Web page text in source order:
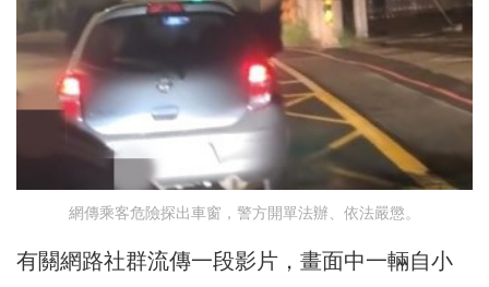
網傳乘客危險探出車窗，警方開單法辦、依法嚴懲。
有關網路社群流傳一段影片，畫面中一輛自小